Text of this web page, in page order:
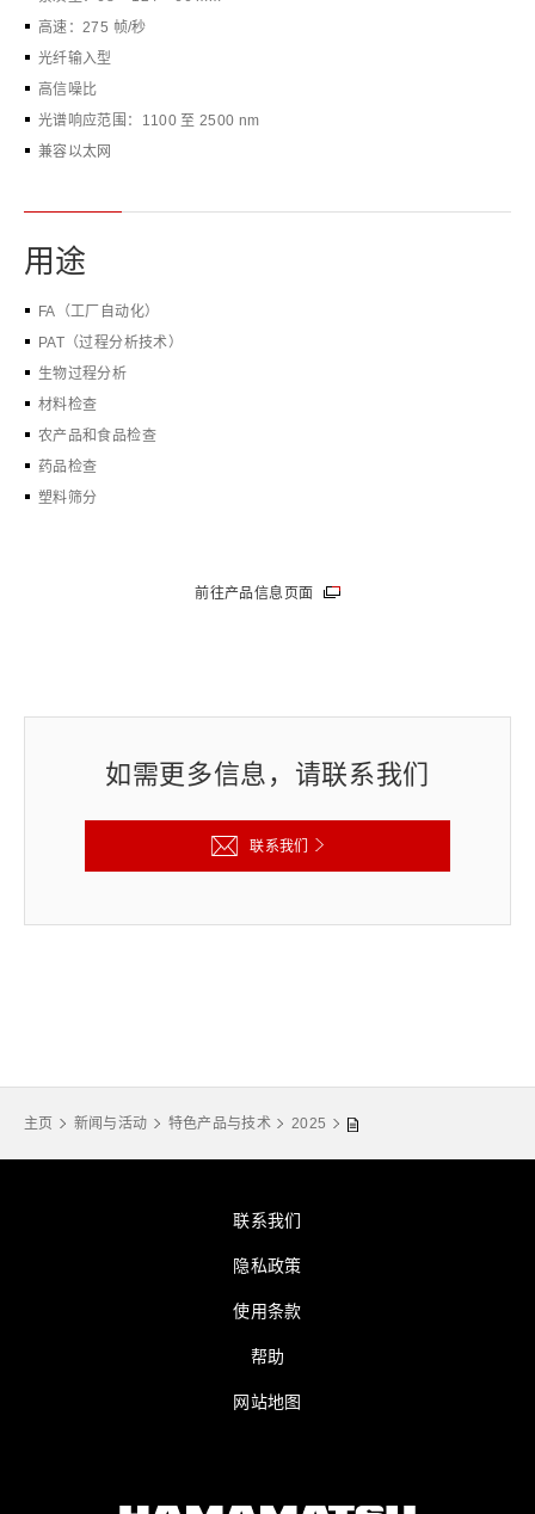
高速：275 帧/秒
光纤输入型
高信噪比
光谱响应范围：1100 至 2500 nm
兼容以太网
用途
FA（工厂自动化）
PAT（过程分析技术）
生物过程分析
材料检查
农产品和食品检查
药品检查
塑料筛分
前往产品信息页面
如需更多信息，请联系我们
联系我们
主页 新闻与活动 特色产品与技术 2025
联系我们
隐私政策
使用条款
帮助
网站地图